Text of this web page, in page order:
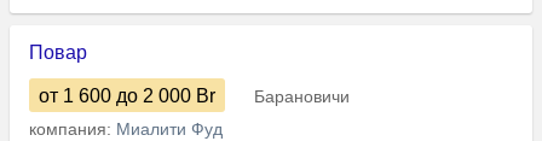
Повар
от 1 600 до 2 000 Br
Барановичи
компания: Миалити Фуд